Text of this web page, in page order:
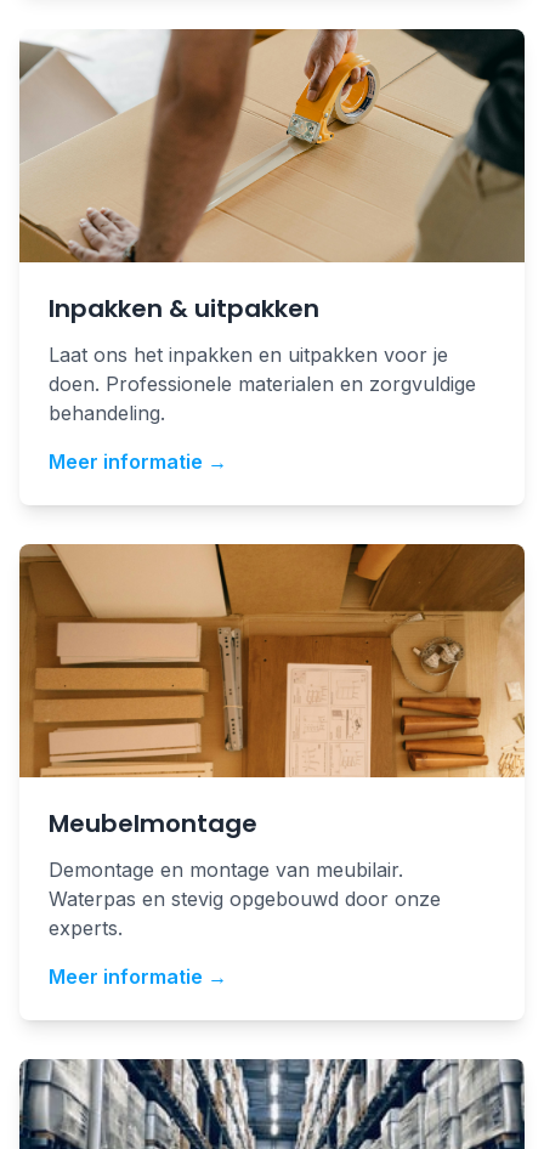
Inpakken & uitpakken
Laat ons het inpakken en uitpakken voor je
doen. Professionele materialen en zorgvuldige
behandeling.
Meer informatie →
Meubelmontage
Demontage en montage van meubilair.
Waterpas en stevig opgebouwd door onze
experts.
Meer informatie →